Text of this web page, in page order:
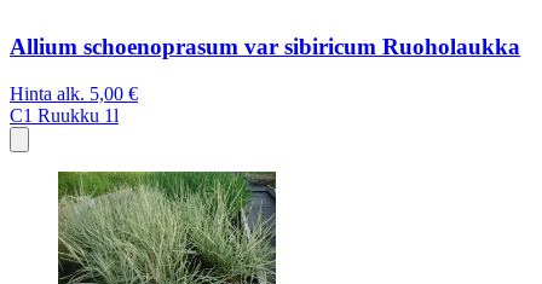
Allium schoenoprasum var sibiricum Ruoholaukka
Hinta alk. 5,00 €
C1 Ruukku 1l